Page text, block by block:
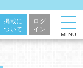
掲載に
ついて
ログ
イン
MENU